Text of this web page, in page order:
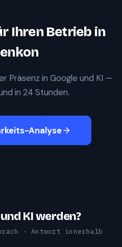
Ihren Betrieb in
Präsenz in Google und KI —
in 24 Stunden.
Analyse
KI werden?
· Antwort innerhalb